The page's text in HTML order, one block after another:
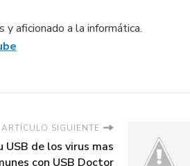
aficionado a la informática.
ARTÍCULO SIGUIENTE
de los virus mas
con USB Doctor